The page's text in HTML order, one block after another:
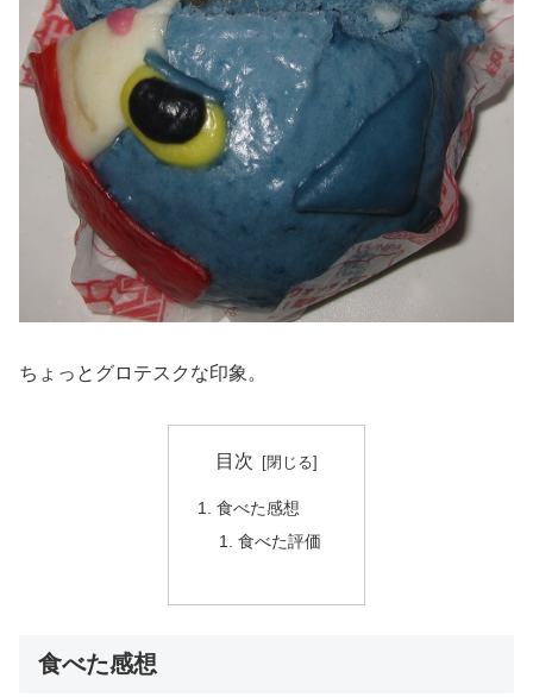
ちょっとグロテスクな印象。
目次
食べた感想
食べた評価
食べた感想